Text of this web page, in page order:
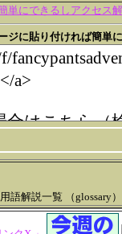
単にできるしアクセス
ジに貼り付ければ簡単
用語解説一覧 （glossary